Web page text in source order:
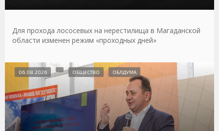
Для прохода лососевых на нерестилища в Магаданской
области изменен режим «проходных дней»
06.08.2026 ОБЩЕСТВО ОБЛДУМА